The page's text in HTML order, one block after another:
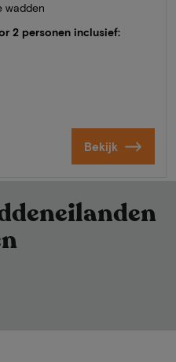
wadden
2 personen inclusief:
Bekijk